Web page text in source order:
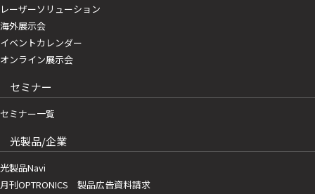
レーザーソリューション
海外展示会
イベントカレンダー
オンライン展示会
セミナー
セミナー一覧
光製品/企業
光製品Navi
月刊OPTRONICS 製品広告資料請求